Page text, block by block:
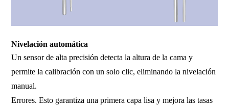
Nivelación automática
Un sensor de alta precisión detecta la altura de la cama y
permite la calibración con un solo clic, eliminando la nivelación
manual.
Errores. Esto garantiza una primera capa lisa y mejora las tasas